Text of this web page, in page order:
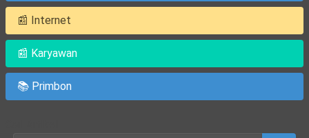
📰 Internet
📰 Karyawan
📚 Primbon